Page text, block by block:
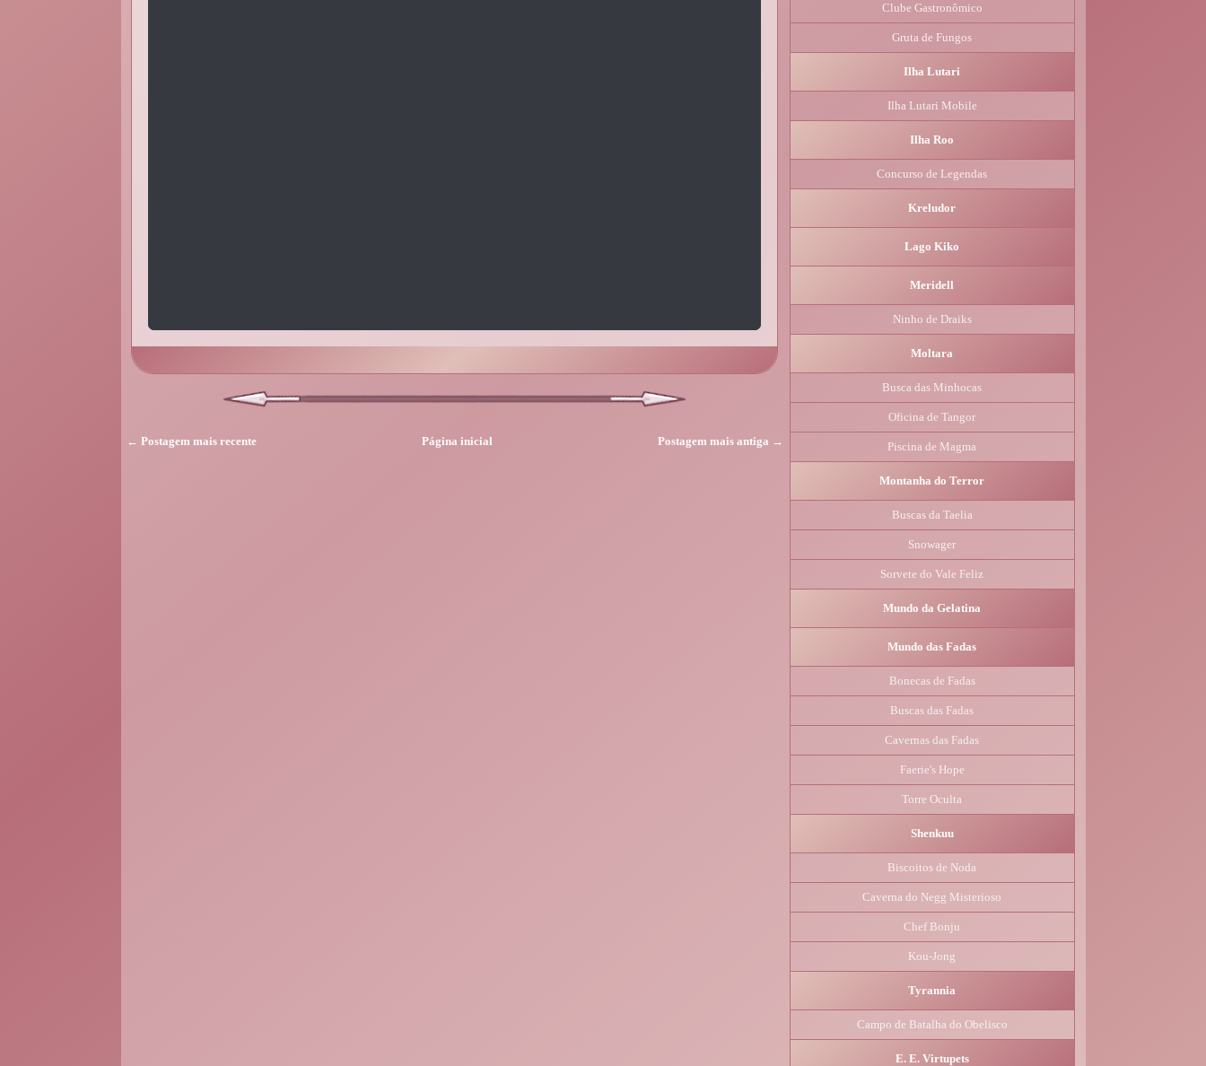
← Postagem mais recente Postagem mais antiga →
Página inicial
Clube Gastronômico
Gruta de Fungos
Ilha Lutari
Ilha Lutari Mobile
Ilha Roo
Concurso de Legendas
Kreludor
Lago Kiko
Meridell
Ninho de Draiks
Moltara
Busca das Minhocas
Oficina de Tangor
Piscina de Magma
Montanha do Terror
Buscas da Taelia
Snowager
Sorvete do Vale Feliz
Mundo da Gelatina
Mundo das Fadas
Bonecas de Fadas
Buscas das Fadas
Cavernas das Fadas
Faerie's Hope
Torre Oculta
Shenkuu
Biscoitos de Noda
Caverna do Negg Misterioso
Chef Bonju
Kou-Jong
Tyrannia
Campo de Batalha do Obelisco
E. E. Virtupets